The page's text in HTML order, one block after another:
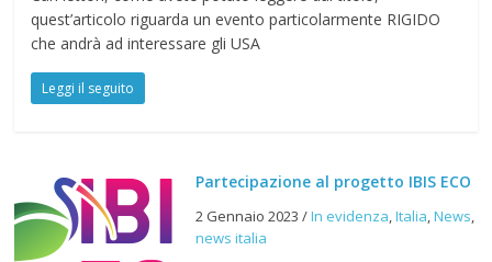
quest’articolo riguarda un evento particolarmente RIGIDO
che andrà ad interessare gli USA
Leggi il seguito
Partecipazione al progetto IBIS ECO
2 Gennaio 2023 /In evidenza,Italia,News,
news italia